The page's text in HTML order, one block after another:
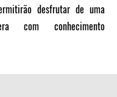
desfrutar de uma
com conhecimento